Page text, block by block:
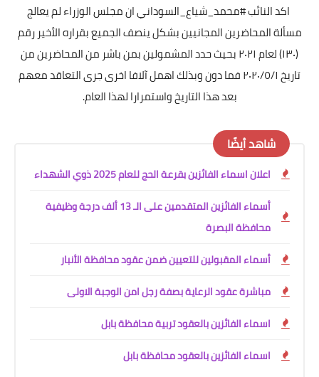
اكد النائب #محمد_شياع_السوداني ان مجلس الوزراء لم يعالج
مسألة المحاضرين المجانيين بشكل ينصف الجميع بقراره الأخير رقم
(١٣٠) لعام ٢٠٢١ بحيث حدد المشمولين بمن باشر من المحاضرين من
تاريخ ٢٠٢٠/٥/١ فما دون وبذلك اهمل آلافا اخرى جرى التعاقد معهم
بعد هذا التاريخ واستمرارا لهذا العام.
شاهد أيضًا
اعلان اسماء الفائزين بقرعة الحج للعام 2025 ذوي الشهداء
أسماء الفائزين المتقدمين على الـ 13 ألف درجة وظيفية
محافظة البصرة
أسماء المقبولين للتعيين ضمن عقود محافظة الأنبار
مباشرة عقود الرعاية بصفة رجل امن الوجبة الاولى
اسماء الفائزين بالعقود تربية محافظة بابل
اسماء الفائزين بالعقود محافظة بابل